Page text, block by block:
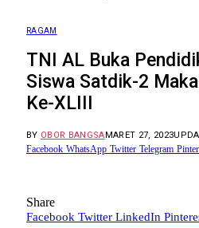
RAGAM
TNI AL Buka
Siswa Satdik-2
Ke-XLIII
BY OBOR BANGSAMARET 27, 2023
Facebook WhatsApp Twitter Telegram
Share
Facebook Twitter LinkedIn